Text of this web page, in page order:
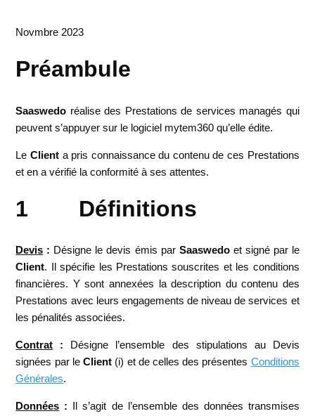
Novmbre 2023
Préambule
Saaswedo réalise des Prestations de services managés qui
peuvent s’appuyer sur le logiciel mytem360 qu’elle édite.
Le Clienta pris connaissance du contenu de ces Prestations
et en a vérifié la conformité à ses attentes.
1 Définitions
Devis : Désigne le devis émis par Saaswedoet signé par le
Client. Il spécifie les Prestations souscrites et les conditions
financières. Y sont annexées la description du contenu des
Prestations avec leurs engagements de niveau de services et
les pénalités associées.
Contrat : Désigne l’ensemble des stipulations au Devis
signées par leClient (i) et de celles des présentes Conditions
Générales.
Données : Il s’agit de l’ensemble des données transmises